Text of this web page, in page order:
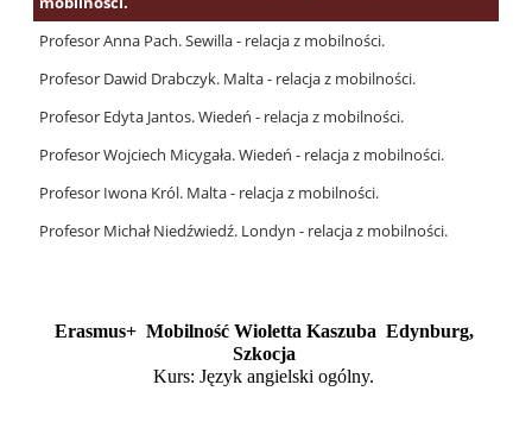
Profesor Anna Pach. Sewilla - relacja z mobilności.
Profesor Dawid Drabczyk. Malta - relacja z mobilności.
Profesor Edyta Jantos. Wiedeń - relacja z mobilności.
Profesor Wojciech Micygała. Wiedeń - relacja z mobilności.
Profesor Iwona Król. Malta - relacja z mobilności.
Profesor Michał Niedźwiedź. Londyn - relacja z mobilności.
Erasmus+  Mobilność Wioletta Kaszuba  Edynburg,
Szkocja
Kurs: Język angielski ogólny.